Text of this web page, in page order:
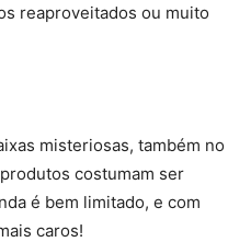
reaproveitados ou muito
misteriosas, também no
costumam ser
é bem limitado, e com
caros!